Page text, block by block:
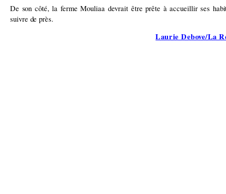
De son côté, la ferme Mouliaa devrait être prête à accueillir ses
suivre de près.
Laurie Debove/La